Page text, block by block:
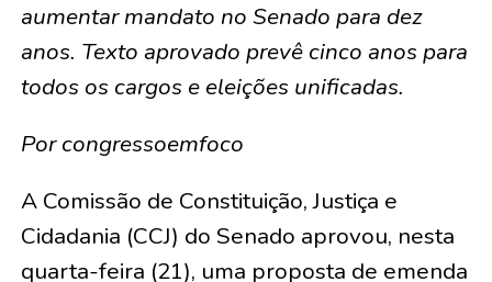
aumentar mandato no Senado para dez
anos. Texto aprovado prevê cinco anos para
todos os cargos e eleições unificadas.
Por congressoemfoco
A Comissão de Constituição, Justiça e
Cidadania (CCJ) do Senado aprovou, nesta
quarta-feira (21), uma proposta de emenda